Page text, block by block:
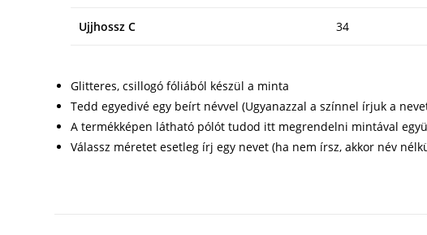
Ujjhossz C 34
Glitteres, csillogó fóliából készül a minta
Tedd egyedivé egy beírt névvel (Ugyanazzal a színnel írjuk a
A termékképen látható pólót tudod itt megrendelni mintával
Válassz méretet esetleg írj egy nevet (ha nem írsz, akkor név